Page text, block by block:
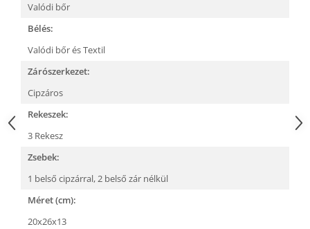
Valódi bőr
Bélés:
Valódi bőr és Textil
Zárószerkezet:
Cipzáros
Rekeszek:
3 Rekesz
Zsebek:
1 belső cipzárral,2 belső zár nélkül
Méret (cm):
20x26x13